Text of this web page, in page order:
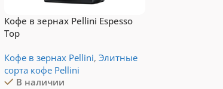
Кофе в зернах Pellini Espesso
Top
Кофе в зернах Pellini, Элитные
сорта кофе Pellini
В наличии